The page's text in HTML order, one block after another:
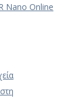
Nano Online